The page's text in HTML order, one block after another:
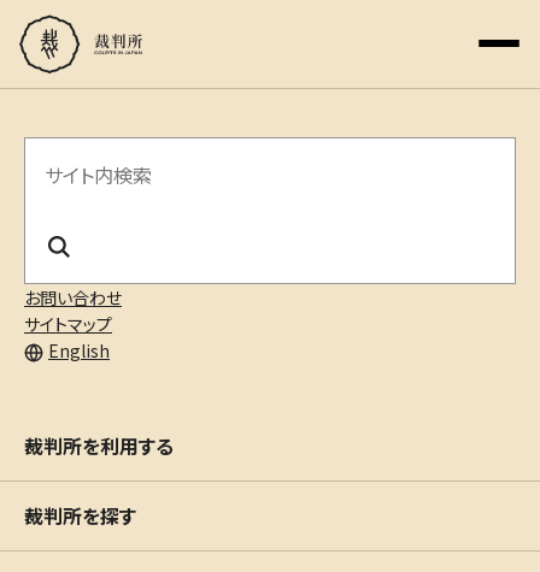
お問い合わせ
サイトマップ
English
サ
内
検
裁判所を利用する
裁判所を探す